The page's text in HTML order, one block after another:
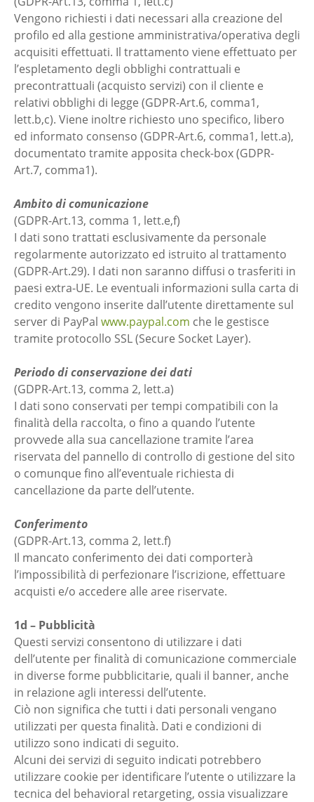
Vengono richiesti i dati necessari alla creazione del
profilo ed alla gestione amministrativa/operativa degli
acquisiti effettuati. Il trattamento viene effettuato per
l’espletamento degli obblighi contrattuali e
precontrattuali (acquisto servizi) con il cliente e
relativi obblighi di legge (GDPR-Art.6, comma1,
lett.b,c). Viene inoltre richiesto uno specifico, libero
ed informato consenso (GDPR-Art.6, comma1, lett.a),
documentato tramite apposita check-box (GDPR-
Art.7, comma1).
Ambito di comunicazione
(GDPR-Art.13, comma 1, lett.e,f)
I dati sono trattati esclusivamente da personale
regolarmente autorizzato ed istruito al trattamento
(GDPR-Art.29). I dati non saranno diffusi o trasferiti in
paesi extra-UE. Le eventuali informazioni sulla carta di
credito vengono inserite dall’utente direttamente sul
server di PayPal www.paypal.com che le gestisce
tramite protocollo SSL (Secure Socket Layer).
Periodo di conservazione dei dati
(GDPR-Art.13, comma 2, lett.a)
I dati sono conservati per tempi compatibili con la
finalità della raccolta, o fino a quando l’utente
provvede alla sua cancellazione tramite l’area
riservata del pannello di controllo di gestione del sito
o comunque fino all’eventuale richiesta di
cancellazione da parte dell’utente.
Conferimento
(GDPR-Art.13, comma 2, lett.f)
Il mancato conferimento dei dati comporterà
l’impossibilità di perfezionare l’iscrizione, effettuare
acquisti e/o accedere alle aree riservate.
1d – Pubblicità
Questi servizi consentono di utilizzare i dati
dell’utente per finalità di comunicazione commerciale
in diverse forme pubblicitarie, quali il banner, anche
in relazione agli interessi dell’utente.
Ciò non significa che tutti i dati personali vengano
utilizzati per questa finalità. Dati e condizioni di
utilizzo sono indicati di seguito.
Alcuni dei servizi di seguito indicati potrebbero
utilizzare cookie per identificare l’utente o utilizzare la
tecnica del behavioral retargeting, ossia visualizzare